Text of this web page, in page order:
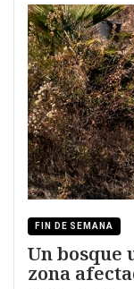
FIN DE SEMANA
Un bosque
zona